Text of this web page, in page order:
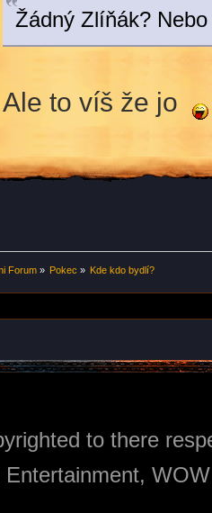
Žádný Zlíňák?
Ale to víš že jo
Forum» Pokec » Kde kdo bydlí?
to there